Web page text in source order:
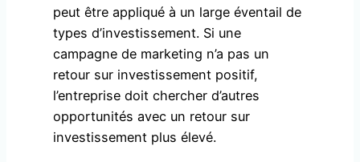
peut être appliqué à un large éventail de
types d’investissement. Si une
campagne de marketing n’a pas un
retour sur investissement positif,
l’entreprise doit chercher d’autres
opportunités avec un retour sur
investissement plus élevé.